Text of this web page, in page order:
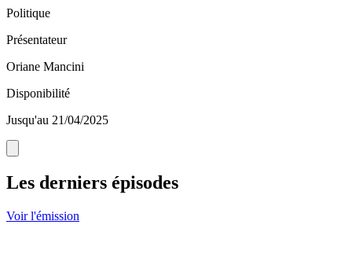
Politique
Présentateur
Oriane Mancini
Disponibilité
Jusqu'au 21/04/2025
Les derniers épisodes
Voir l'émission